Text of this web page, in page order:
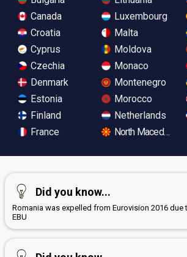
Canada
Croatia
Cyprus
Czechia
Denmark
Estonia
Finland
France
Luxembourg
Malta
Moldova
Monaco
Montenegro
Morocco
Netherlands
North Macedonia
Did you know...
Romania was expelled from Eurovision 2016
EBU